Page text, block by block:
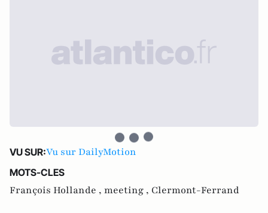
VU SUR:Vu sur DailyMotion
MOTS-CLES
François Hollande , meeting , Clermont-Ferrand